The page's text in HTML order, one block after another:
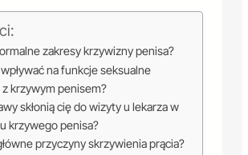
zakresy krzywizny penisa?
na funkcje seksualne
krzywym penisem?
skłonią cię do wizyty u lekarza w
krzywego penisa?
przyczyny skrzywienia prącia?